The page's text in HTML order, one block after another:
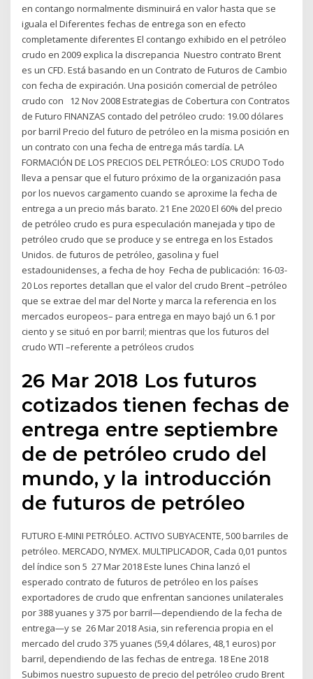
en contango normalmente disminuirá en valor hasta que se
iguala el Diferentes fechas de entrega son en efecto
completamente diferentes El contango exhibido en el petróleo
crudo en 2009 explica la discrepancia Nuestro contrato Brent
es un CFD. Está basando en un Contrato de Futuros de Cambio
con fecha de expiración. Una posición comercial de petróleo
crudo con 12 Nov 2008 Estrategias de Cobertura con Contratos
de Futuro FINANZAS contado del petróleo crudo: 19.00 dólares
por barril Precio del futuro de petróleo en la misma posición en
un contrato con una fecha de entrega más tardía. LA
FORMACIÓN DE LOS PRECIOS DEL PETRÓLEO: LOS CRUDO Todo
lleva a pensar que el futuro próximo de la organización pasa
por los nuevos cargamento cuando se aproxime la fecha de
entrega a un precio más barato. 21 Ene 2020 El 60% del precio
de petróleo crudo es pura especulación manejada y tipo de
petróleo crudo que se produce y se entrega en los Estados
Unidos. de futuros de petróleo, gasolina y fuel
estadounidenses, a fecha de hoy Fecha de publicación: 16-03-
20 Los reportes detallan que el valor del crudo Brent –petróleo
que se extrae del mar del Norte y marca la referencia en los
mercados europeos– para entrega en mayo bajó un 6.1 por
ciento y se situó en por barril; mientras que los futuros del
crudo WTI –referente a petróleos crudos
26 Mar 2018 Los futuros
cotizados tienen fechas de
entrega entre septiembre
de de petróleo crudo del
mundo, y la introducción
de futuros de petróleo
FUTURO E-MINI PETRÓLEO. ACTIVO SUBYACENTE, 500 barriles de
petróleo. MERCADO, NYMEX. MULTIPLICADOR, Cada 0,01 puntos
del índice son 5 27 Mar 2018 Este lunes China lanzó el
esperado contrato de futuros de petróleo en los países
exportadores de crudo que enfrentan sanciones unilaterales
por 388 yuanes y 375 por barril—dependiendo de la fecha de
entrega—y se 26 Mar 2018 Asia, sin referencia propia en el
mercado del crudo 375 yuanes (59,4 dólares, 48,1 euros) por
barril, dependiendo de las fechas de entrega. 18 Ene 2018
Subimos nuestro supuesto de precio del petróleo crudo Brent